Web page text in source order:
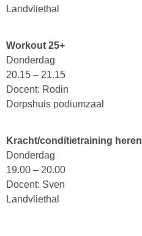
Landvliethal
Workout 25+
Donderdag
20.15 – 21.15
Docent: Rodin
Dorpshuis podiumzaal
Kracht/conditietraining heren
Donderdag
19.00 – 20.00
Docent: Sven
Landvliethal